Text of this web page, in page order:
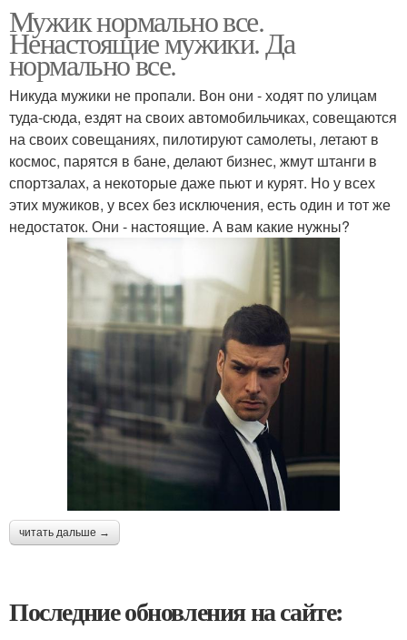
Мужик нормально все.
Ненастоящие мужики. Да
нормально все.
Никуда мужики не пропали. Вон они - ходят по улицам
туда-сюда, ездят на своих автомобильчиках, совещаются
на своих совещаниях, пилотируют самолеты, летают в
космос, парятся в бане, делают бизнес, жмут штанги в
спортзалах, а некоторые даже пьют и курят. Но у всех
этих мужиков, у всех без исключения, есть один и тот же
недостаток. Они - настоящие. А вам какие нужны?
читать дальше →
Последние обновления на сайте: